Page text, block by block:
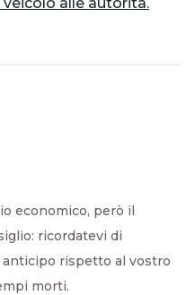
economico, però il
ricordatevi di
rispetto al vostro
morti.